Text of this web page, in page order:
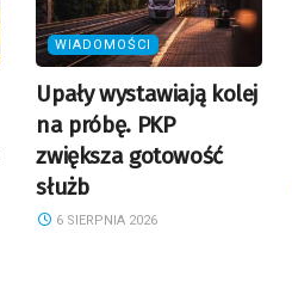
WIADOMOŚCI
Upały wystawiają kolej
na próbę. PKP
zwiększa gotowość
służb
6 SIERPNIA 2026